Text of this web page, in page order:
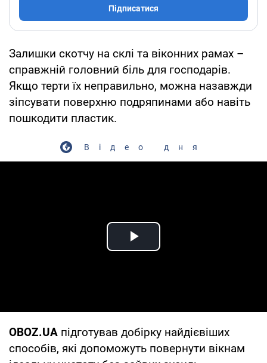
Підписатися
Залишки скотчу на склі та віконних рамах –
справжній головний біль для господарів.
Якщо терти їх неправильно, можна назавжди
зіпсувати поверхню подряпинами або навіть
пошкодити пластик.
Відео дня
Play Video
OBOZ.UA підготував добірку найдієвіших
способів, які допоможуть повернути вікнам